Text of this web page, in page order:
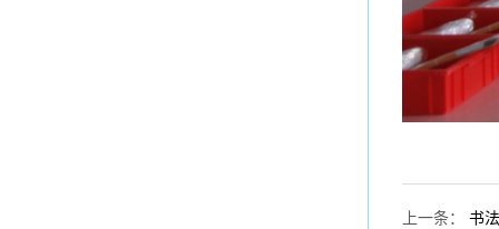
上一条： 书